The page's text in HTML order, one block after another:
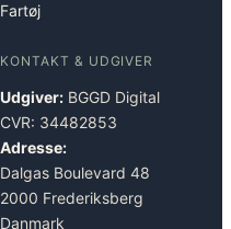
Fartøj
KONTAKT & UDGIVER
Udgiver: BGGD Digital
CVR: 34482853
Adresse:
Dalgas Boulevard 48
2000 Frederiksberg
Danmark